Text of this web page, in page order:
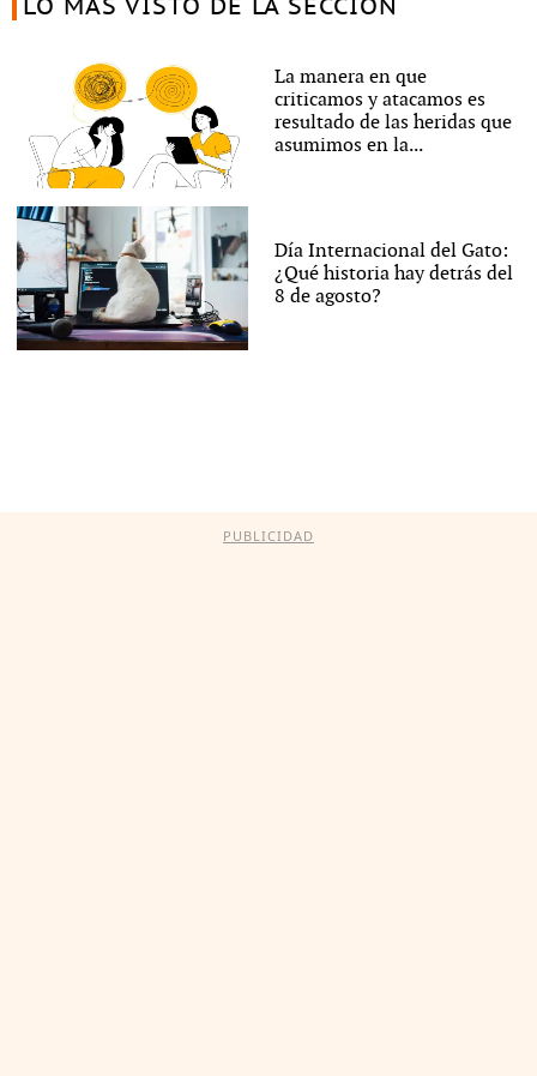
LO MÁS VISTO DE LA SECCIÓN
La manera en que
criticamos y atacamos es
resultado de las heridas que
asumimos en la...
Día Internacional del Gato:
¿Qué historia hay detrás del
8 de agosto?
PUBLICIDAD